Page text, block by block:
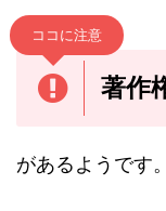
ココに注意
著作
があるようです。